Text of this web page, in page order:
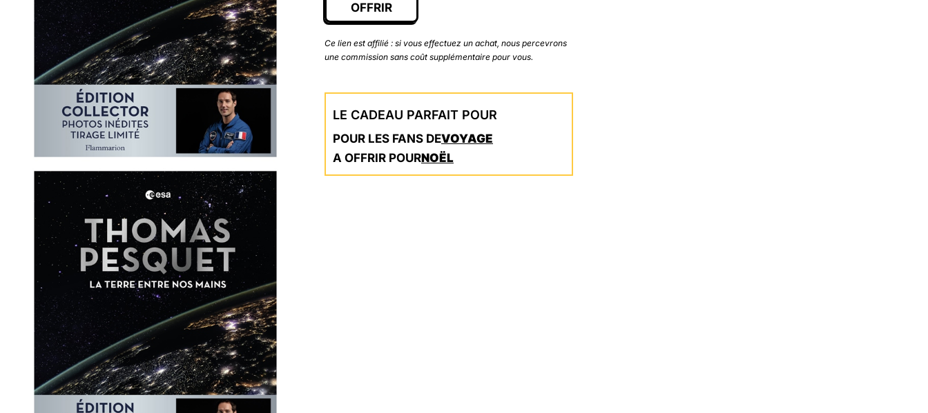
Ajouter à ma Kyft list
OFFRIR
Ce lien est affilié : si vous effectuez un achat, nous percevrons
une commission sans coût supplémentaire pour vous.
LE CADEAU PARFAIT POUR
POUR LES FANS DEVOYAGE
A OFFRIR POURNOËL